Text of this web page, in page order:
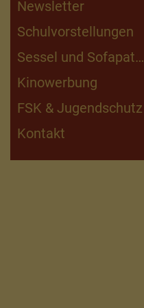
Newsletter
Schulvorstellungen
Sessel und Sofapaten
Kinowerbung
FSK & Jugendschutz
Kontakt